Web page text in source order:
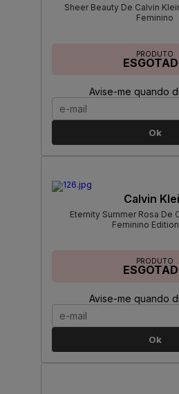
Sheer Beauty De Calvin
Feminino
PRODUTO
Avise-me quando
Ok
Calvin
Eternity Summer Rosa De
Feminino Edition
PRODUTO
Avise-me quando
Ok